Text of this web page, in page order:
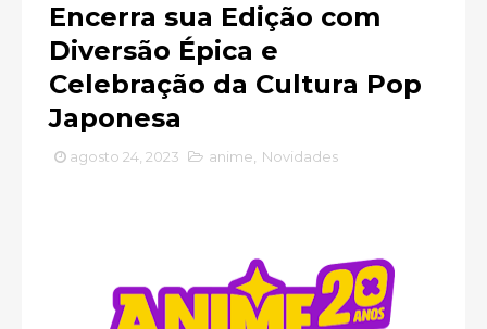
Encerra sua Edição com
Diversão Épica e
Celebração da Cultura Pop
Japonesa
agosto 24, 2023 anime Novidades